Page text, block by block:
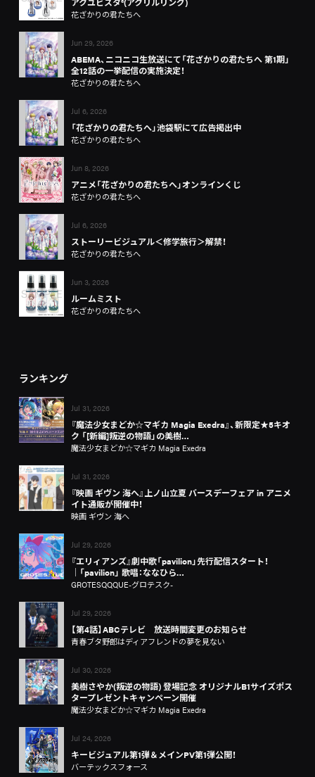
花ざかりの君たちへ
Jun 29, 2026
ABEMA、ニコニコ生放送にて「花ざかりの君たちへ 第1期」
全12話の一挙配信の実施決定！
花ざかりの君たちへ
Jul 6, 2026
「花ざかりの君たちへ」池袋駅にて広告掲出中
花ざかりの君たちへ
Jun 8, 2026
アニメ「花ざかりの君たちへ」オンラインくじ
花ざかりの君たちへ
Jul 6, 2026
ストーリービジュアル＜修学旅行＞解禁！
花ざかりの君たちへ
Jun 3, 2026
ルームミスト
花ざかりの君たちへ
ランキング
Jul 31, 2026
『魔法少女まどか☆マギカ Magia Exedra』、新限定★5キオ
ク 「[新編]叛逆の物語」の美樹…
魔法少女まどか☆マギカ Magia Exedra
Jul 31, 2026
『映画 ギヴン 海へ』上ノ山立夏 バースデーフェア in アニメ
イト通販が開催中！
映画 ギヴン 海へ
Jul 29, 2026
『エリィアンズ』劇中歌「pavilion」先行配信スタート！
│「pavilion」 歌唱：ななひら…
GROTESQQQUE-グロテスク-
Jul 29, 2026
【第4話】ABCテレビ 放送時間変更のお知らせ
青春ブタ野郎はディアフレンドの夢を見ない
Jul 30, 2026
美樹さやか(叛逆の物語) 登場記念 オリジナルB1サイズポス
タープレゼントキャンペーン開催
魔法少女まどか☆マギカ Magia Exedra
Jul 24, 2026
キービジュアル第1弾＆メインPV第1弾公開！
バーテックスフォース